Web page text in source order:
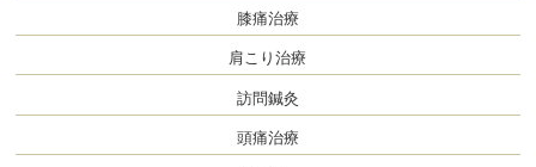
膝痛治療
肩こり治療
訪問鍼灸
頭痛治療